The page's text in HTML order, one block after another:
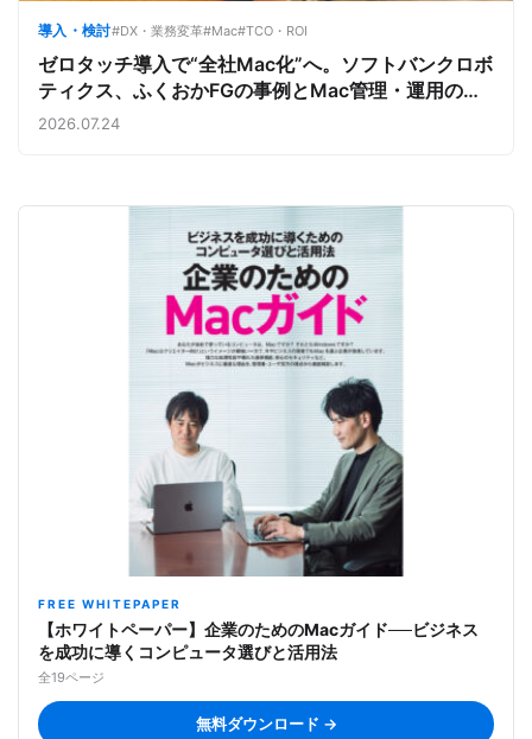
導入・検討#DX・業務変革#Mac#TCO・ROI
ゼロタッチ導入で“全社Mac化”へ。ソフトバンクロボ
ティクス、ふくおかFGの事例とMac管理・運用の強
み【今週のAppleビジネストレンド】
2026.07.24
FREE WHITEPAPER
【ホワイトペーパー】企業のためのMacガイド──ビジネス
を成功に導くコンピュータ選びと活用法
全19ページ
無料ダウンロード →